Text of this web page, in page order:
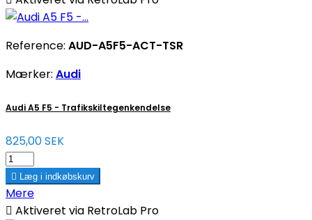
Reference: AUD-A5F5-ACT-TSR
Mærker: Audi
Audi A5 F5 - Trafikskiltegenkendelse
825,00 SEK
 Læg i indkøbskurv
Mere
 Aktiveret via RetroLab Pro